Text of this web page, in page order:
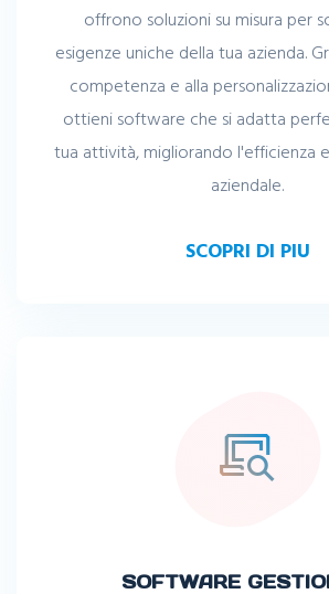
offrono soluzioni su misura per
esigenze uniche della tua azienda.
competenza e alla
ottieni software che si adatta
tua attività, migliorando l'efficienza
aziendale.
SCOPRI DI PIU
SOFTWARE